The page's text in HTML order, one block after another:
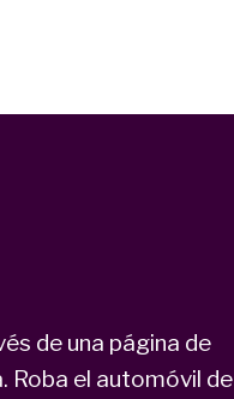
de una página de
Roba el automóvil de